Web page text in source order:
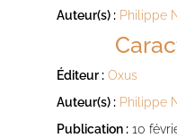
Auteur(s) : Philippe
Éditeur : Oxus
Auteur(s) : Philippe
Publication :10